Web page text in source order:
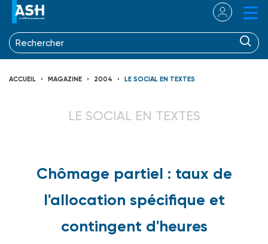
ACCUEIL MAGAZINE 2004 LE SOCIAL EN TEXTES
LE SOCIAL EN TEXTES
Chômage partiel : taux de
l'allocation spécifique et
contingent d'heures